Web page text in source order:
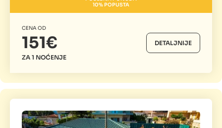
10% POPUSTA
CENA OD
151€
ZA 1 NOĆENJE
DETALJNIJE